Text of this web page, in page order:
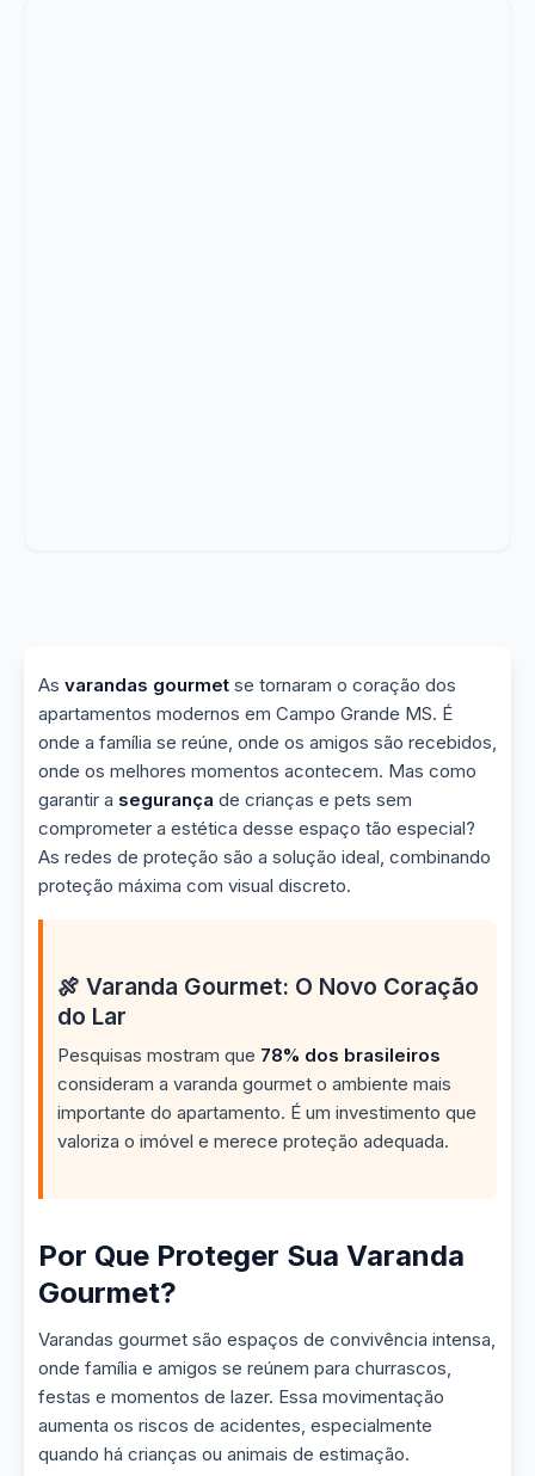
As varandas gourmet se tornaram o coração dos
apartamentos modernos em Campo Grande MS. É
onde a família se reúne, onde os amigos são recebidos,
onde os melhores momentos acontecem. Mas como
garantir a segurança de crianças e pets sem
comprometer a estética desse espaço tão especial?
As redes de proteção são a solução ideal, combinando
proteção máxima com visual discreto.
🍖 Varanda Gourmet: O Novo Coração
do Lar
Pesquisas mostram que 78% dos brasileiros
consideram a varanda gourmet o ambiente mais
importante do apartamento. É um investimento que
valoriza o imóvel e merece proteção adequada.
Por Que Proteger Sua Varanda
Gourmet?
Varandas gourmet são espaços de convivência intensa,
onde família e amigos se reúnem para churrascos,
festas e momentos de lazer. Essa movimentação
aumenta os riscos de acidentes, especialmente
quando há crianças ou animais de estimação.